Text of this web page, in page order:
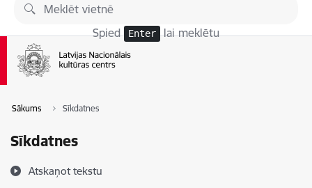
Pāriet uz lapas saturu
Spied Enter lai meklētu
Sākums Sīkdatnes
Sīkdatnes
Atskaņot tekstu